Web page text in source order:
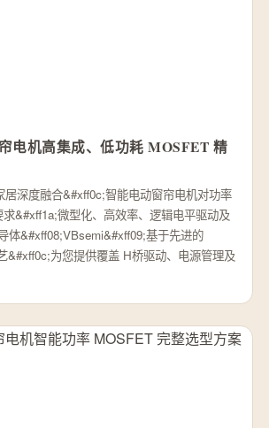
电机高集成、低功耗 MOSFET 精
居深度融合&#xff0c;智能电动窗帘电机对功率
&#xff1a;微型化、高效率、逻辑电平驱动及
体&#xff08;VBsemi&#xff09;基于先进的
&#xff0c;为您提供覆盖 H桥驱动、电源管理及